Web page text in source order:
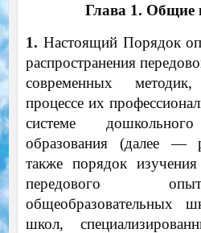
Глава 1. Общие
1. Настоящий Порядок
распространения
современных
процессе их
системе
образования (далее —
также порядок
передового
общеобразовательных
школ,